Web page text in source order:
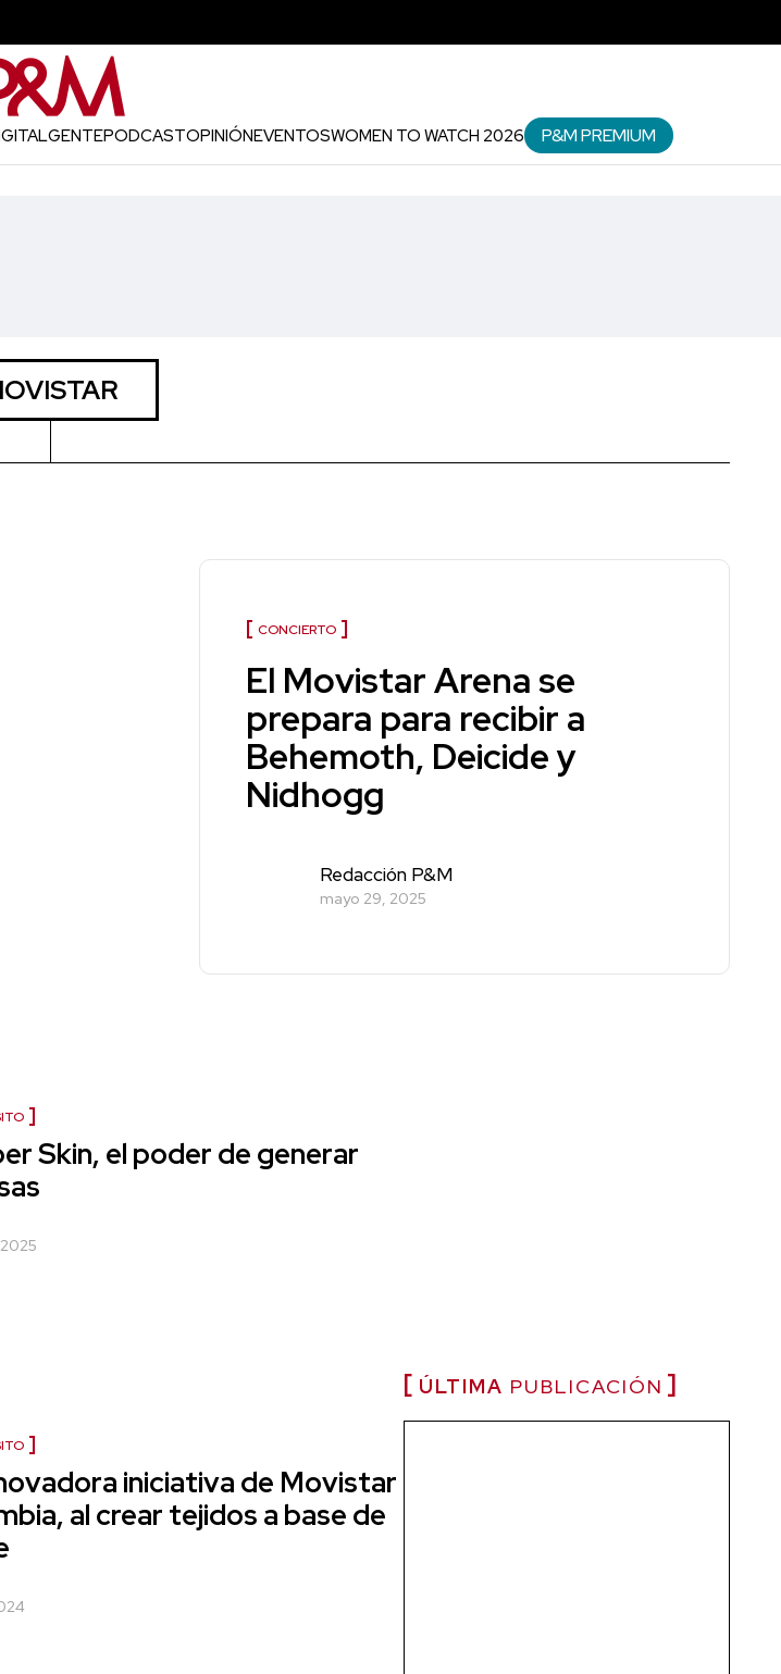
GENTEPODCASTOPINIÓNEVENTOSWOMEN TO WATCH 2026 P&M PREMIUM
CONCIERTO
El Movistar Arena se
prepara para recibir a
Behemoth, Deicide y
Nidhogg
Redacción P&M
mayo 29, 2025
Skin, el poder de generar
iniciativa de Movistar
al crear tejidos a base de
ÚLTIMA PUBLICACIÓN